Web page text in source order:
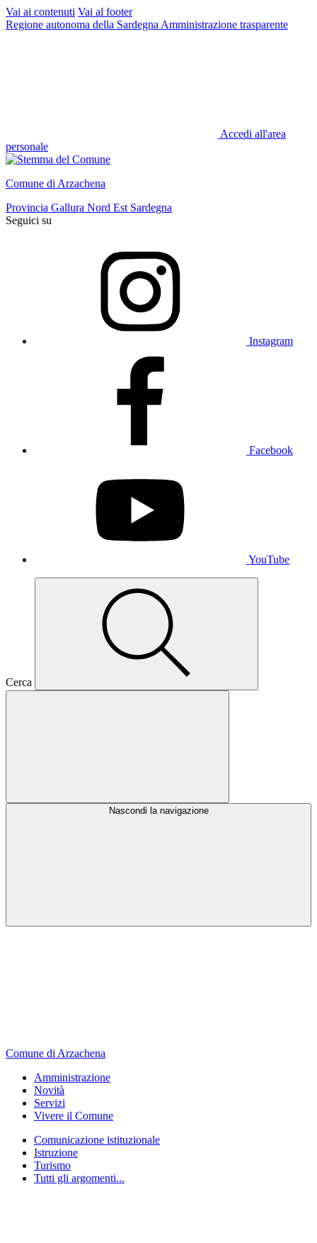
Vai ai contenuti Vai al footer
Regione autonoma della Sardegna Amministrazione trasparente
Accedi all'area
personale
Comune di Arzachena
Provincia Gallura Nord Est Sardegna
Seguici su
Instagram
Facebook
YouTube
Cerca
Nascondi la navigazione
Comune di Arzachena
Amministrazione
Novità
Servizi
Vivere il Comune
Comunicazione istituzionale
Istruzione
Turismo
Tutti gli argomenti...